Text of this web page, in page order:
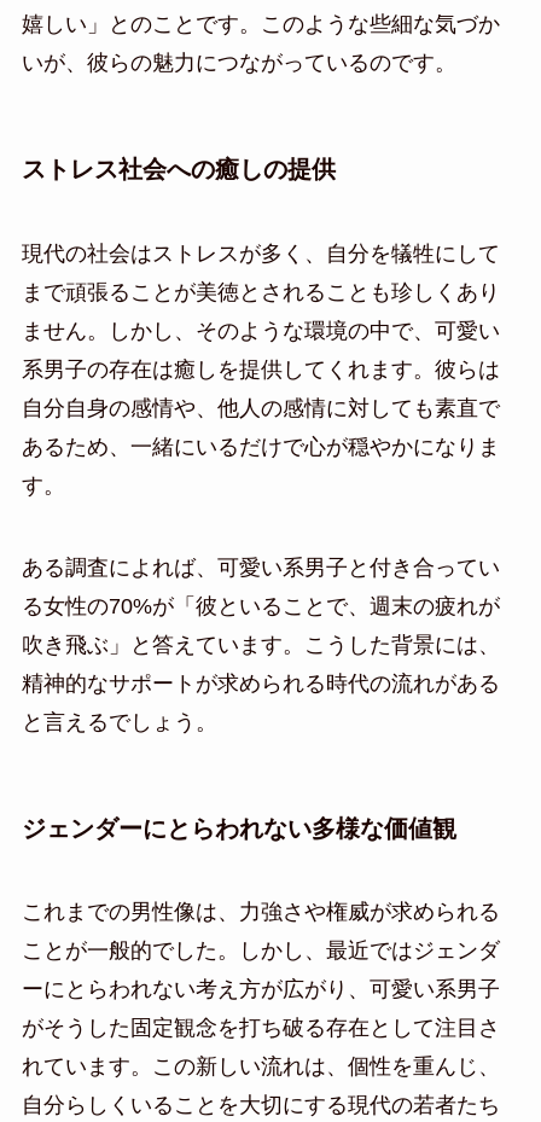
嬉しい」とのことです。このような些細な気づか
いが、彼らの魅力につながっているのです。
ストレス社会への癒しの提供
現代の社会はストレスが多く、自分を犠牲にして
まで頑張ることが美徳とされることも珍しくあり
ません。しかし、そのような環境の中で、可愛い
系男子の存在は癒しを提供してくれます。彼らは
自分自身の感情や、他人の感情に対しても素直で
あるため、一緒にいるだけで心が穏やかになりま
す。
ある調査によれば、可愛い系男子と付き合ってい
る女性の70%が「彼といることで、週末の疲れが
吹き飛ぶ」と答えています。こうした背景には、
精神的なサポートが求められる時代の流れがある
と言えるでしょう。
ジェンダーにとらわれない多様な価値観
これまでの男性像は、力強さや権威が求められる
ことが一般的でした。しかし、最近ではジェンダ
ーにとらわれない考え方が広がり、可愛い系男子
がそうした固定観念を打ち破る存在として注目さ
れています。この新しい流れは、個性を重んじ、
自分らしくいることを大切にする現代の若者たち